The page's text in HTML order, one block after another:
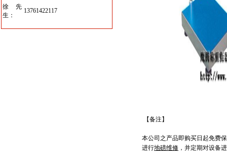
徐先
生：
13761422117
【备注】
本公司之产品即购买日起免费
进行地磅维修 ，并定期对设备